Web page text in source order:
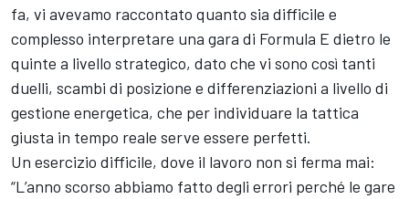
fa, vi avevamo raccontato quanto sia difficile e
complesso interpretare una gara di Formula E dietro le
quinte a livello strategico, dato che vi sono così tanti
duelli, scambi di posizione e differenziazioni a livello di
gestione energetica, che per individuare la tattica
giusta in tempo reale serve essere perfetti.
Un esercizio difficile, dove il lavoro non si ferma mai:
“L’anno scorso abbiamo fatto degli errori perché le gare